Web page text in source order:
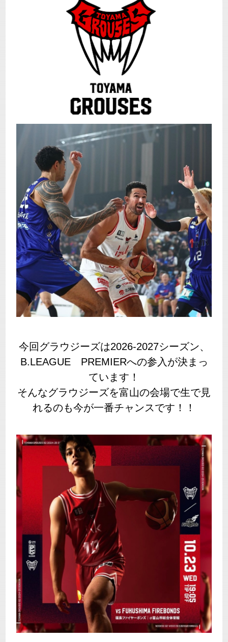
今回グラウジーズは2026-2027シーズン、
B.LEAGUE PREMIERへの参入が決まっ
ています！
そんなグラウジーズを富山の会場で生で見
れるのも今が一番チャンスです！！